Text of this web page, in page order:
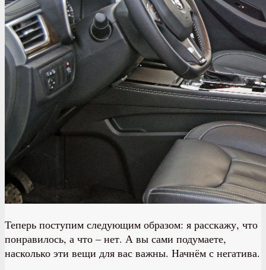
Теперь поступим следующим образом: я расскажу, что
понравилось, а что – нет. А вы сами подумаете,
насколько эти вещи для вас важны. Начнём с негатива.